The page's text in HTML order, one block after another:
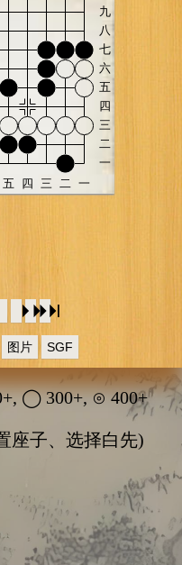
图片 SGF
◯ 300+, ⊙ 400+
座子、选择白先)